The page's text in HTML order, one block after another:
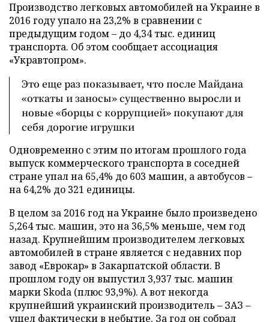
Производство легковых автомобилей на Украине в
2016 году упало на 23,2% в сравнении с
предыдущим годом – до 4,34 тыс. единиц
транспорта. Об этом сообщает ассоциация
«Укравтопром».
Это еще раз показывает, что после Майдана
«откаты и заносы» существенно выросли и
новые «борцы с коррупцией» покупают для
себя дорогие игрушки
Одновременно с этим по итогам прошлого года
выпуск коммерческого транспорта в соседней
стране упал на 65,4% до 603 машин, а автобусов –
на 64,2% до 321 единицы.
В целом за 2016 год на Украине было произведено
5,264 тыс. машин, это на 36,5% меньше, чем год
назад. Крупнейшим производителем легковых
автомобилей в стране является с недавних пор
завод «Еврокар» в Закарпатской области. В
прошлом году он выпустил 3,937 тыс. машин
марки Skoda (плюс 93,9%). А вот некогда
крупнейший украинский производитель – ЗАЗ –
ушел фактически в небытие. За год он собрал